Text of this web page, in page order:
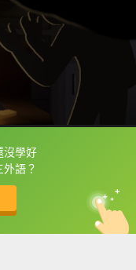
沒學好
語？
字典喔！
中
英